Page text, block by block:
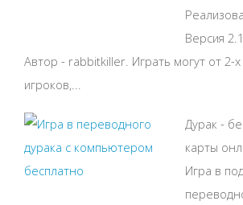
Версия
Автор - rabbitkiller. Играть могут от 2-
игроков,...
Дурак -
карты
Игра в